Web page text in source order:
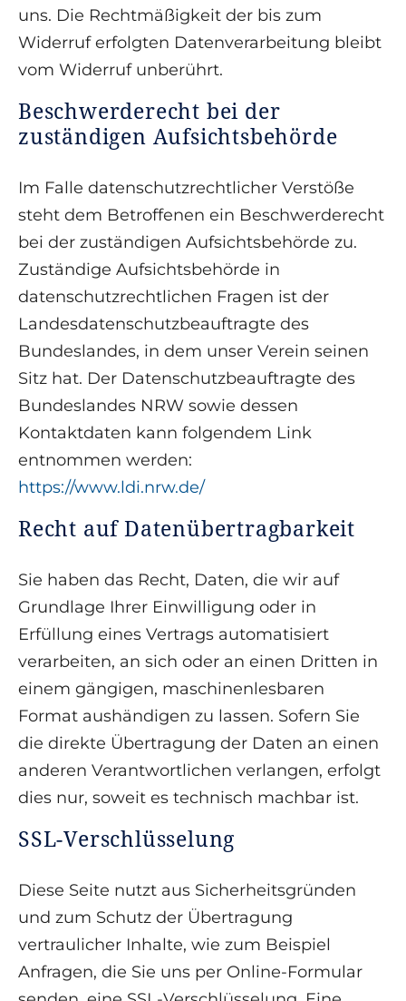
uns. Die Rechtmäßigkeit der bis zum
Widerruf erfolgten Datenverarbeitung bleibt
vom Widerruf unberührt.
Beschwerderecht bei der
zuständigen Aufsichtsbehörde
Im Falle datenschutzrechtlicher Verstöße
steht dem Betroffenen ein Beschwerderecht
bei der zuständigen Aufsichtsbehörde zu.
Zuständige Aufsichtsbehörde in
datenschutzrechtlichen Fragen ist der
Landesdatenschutzbeauftragte des
Bundeslandes, in dem unser Verein seinen
Sitz hat. Der Datenschutzbeauftragte des
Bundeslandes NRW sowie dessen
Kontaktdaten kann folgendem Link
entnommen werden:
https://www.ldi.nrw.de/
Recht auf Datenübertragbarkeit
Sie haben das Recht, Daten, die wir auf
Grundlage Ihrer Einwilligung oder in
Erfüllung eines Vertrags automatisiert
verarbeiten, an sich oder an einen Dritten in
einem gängigen, maschinenlesbaren
Format aushändigen zu lassen. Sofern Sie
die direkte Übertragung der Daten an einen
anderen Verantwortlichen verlangen, erfolgt
dies nur, soweit es technisch machbar ist.
SSL-Verschlüsselung
Diese Seite nutzt aus Sicherheitsgründen
und zum Schutz der Übertragung
vertraulicher Inhalte, wie zum Beispiel
Anfragen, die Sie uns per Online-Formular